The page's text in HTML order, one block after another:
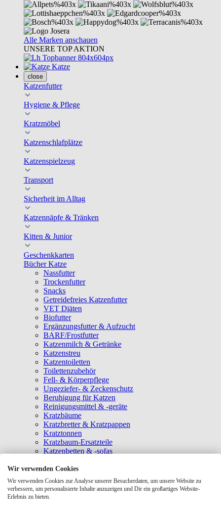
Alle Marken anschauen
UNSERE TOP AKTION
Katze
close
Katzenfutter
Hygiene & Pflege
Kratzmöbel
Katzenschlafplätze
Katzenspielzeug
Transport
Sicherheit im Alltag
Katzennäpfe & Tränken
Kitten & Junior
Geschenkkarten
Bücher Katze
Nassfutter
Trockenfutter
Snacks
Getreidefreies Katzenfutter
VET Diäten
Biofutter
Ergänzungsfutter & Aufzucht
BARF/Frostfutter
Katzenmilch & Getränke
Katzenstreu
Katzentoiletten
Toilettenzubehör
Fell- & Körperpflege
Ungeziefer- & Zeckenschutz
Beruhigung für Katzen
Reinigungsmittel & -geräte
Kratzbäume
Kratzbretter & Kratzpappen
Kratztonnen
Kratzbaum-Ersatzteile
Katzenbetten & -sofas
Katzenhäuser
Hängematten & Fensterliegeplätze
Katzendecken & -matten
Baldrian- & Catnipspielzeug
Wir verwenden Cookies
Wir verwenden Cookies zur Analyse unserer Besucherdaten, um unsere Website zu
verbessern, um personalisierte Inhalte anzuzeigen und Dir ein großartiges Website-
Erlebnis zu bieten.